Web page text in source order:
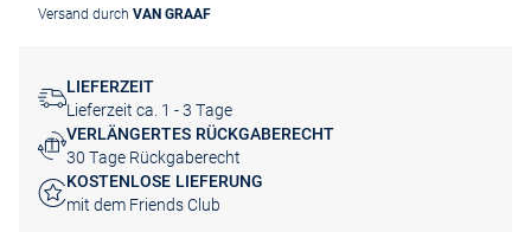
Versand durch VAN GRAAF
LIEFERZEIT
Lieferzeit ca. 1 - 3 Tage
VERLÄNGERTES RÜCKGABERECHT
30 Tage Rückgaberecht
KOSTENLOSE LIEFERUNG
mit dem Friends Club